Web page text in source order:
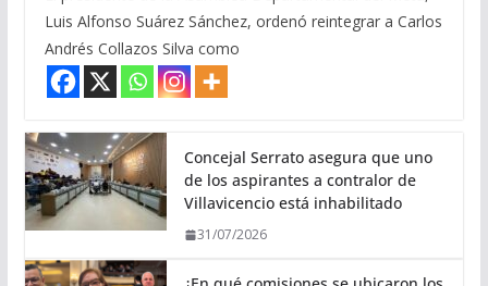
Luis Alfonso Suárez Sánchez, ordenó reintegrar a Carlos
Andrés Collazos Silva como
Concejal Serrato asegura que uno
de los aspirantes a contralor de
Villavicencio está inhabilitado
31/07/2026